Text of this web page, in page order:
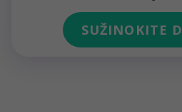
SUŽINOKITE